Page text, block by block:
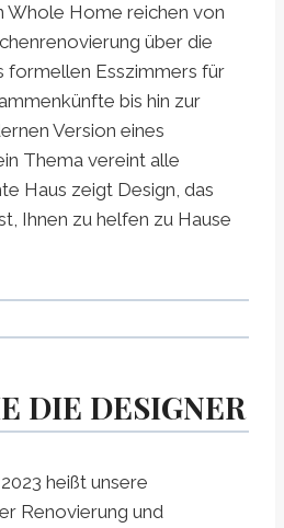
Whole Home reichen von
über die
formellen Esszimmers für
bis hin zur
Version eines
Thema vereint alle
Haus zeigt Design, das
Ihnen zu helfen zu Hause
DIE DESIGNER
heißt unsere
Renovierung und